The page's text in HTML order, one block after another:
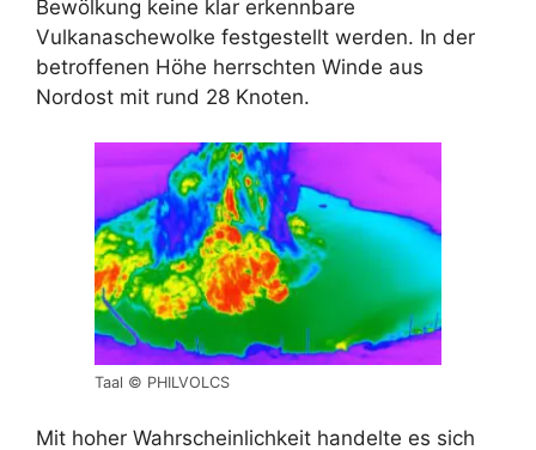
Bewölkung keine klar erkennbare
Vulkanaschewolke festgestellt werden. In der
betroffenen Höhe herrschten Winde aus
Nordost mit rund 28 Knoten.
Taal © PHILVOLCS
Mit hoher Wahrscheinlichkeit handelte es sich